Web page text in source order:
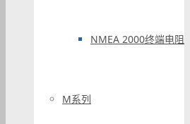
NMEA 2000终端电阻
M系列